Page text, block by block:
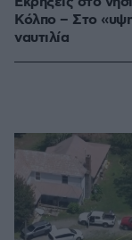
Κόλπο – Στο
ναυτιλία